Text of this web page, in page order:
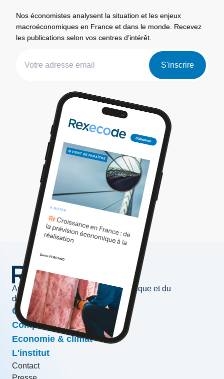
Nos économistes analysent la situation et les enjeux
macroéconomiques en France et dans le monde. Recevez
les publications selon vos centres d’intérêt.
S'inscrire
Au service de l'information économique et du
développement des entreprises
Conjoncture & prévisions
Compétitivité & croissance
Economie & climat
L'institut
Contact